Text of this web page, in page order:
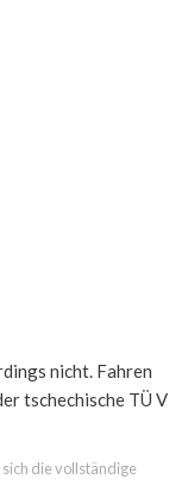
nicht. Fahren
tschechische TÜ V
sich die vollständige